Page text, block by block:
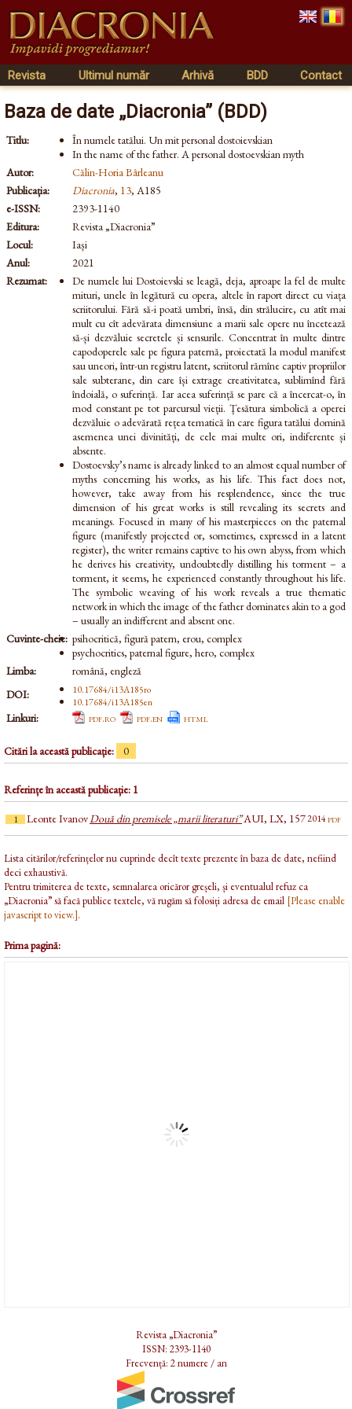
Revista Ultimul număr Arhivă BDD Contact
Baza de date „Diacronia” (BDD)
Titlu:
În numele tatălui. Un mit personal dostoievskian
In the name of the father. A personal dostoevskian myth
Autor:
Călin-Horia Bârleanu
Publicația:
Diacronia, 13, A185
e-ISSN:
2393-1140
Editura:
Revista „Diacronia”
Locul:
Iași
Anul:
2021
Rezumat:
De numele lui Dostoievski se leagă, deja, aproape la fel de multe
mituri, unele în legătură cu opera, altele în raport direct cu viața
scriitorului. Fără să-i poată umbri, însă, din strălucire, cu atît mai
mult cu cît adevărata dimensiune a marii sale opere nu încetează
să-și dezvăluie secretele și sensurile. Concentrat în multe dintre
capodoperele sale pe figura paternă, proiectată la modul manifest
sau uneori, într-un registru latent, scriitorul rămîne captiv propriilor
sale subterane, din care își extrage creativitatea, sublimînd fără
îndoială, o suferință. Iar acea suferință se pare că a încercat-o, în
mod constant pe tot parcursul vieții. Țesătura simbolică a operei
dezvăluie o adevărată rețea tematică în care figura tatălui domină
asemenea unei divinități, de cele mai multe ori, indiferente și
absente.
Dostoevsky’s name is already linked to an almost equal number of
myths concerning his works, as his life. This fact does not,
however, take away from his resplendence, since the true
dimension of his great works is still revealing its secrets and
meanings. Focused in many of his masterpieces on the paternal
figure (manifestly projected or, sometimes, expressed in a latent
register), the writer remains captive to his own abyss, from which
he derives his creativity, undoubtedly distilling his torment – a
torment, it seems, he experienced constantly throughout his life.
The symbolic weaving of his work reveals a true thematic
network in which the image of the father dominates akin to a god
– usually an indifferent and absent one.
Cuvinte-cheie: psihocritică, figură patern, erou, complex
psychocritics, paternal figure, hero, complex
Limba:
română, engleză
DOI:
10.17684/i13A185ro
10.17684/i13A185en
Linkuri: pdf.ro pdf.en html
Citări la această publicație: 0
Referințe în această publicație: 1
1 Leonte IvanovDouă din premisele „marii literaturi”AUI, LX, 1572014pdf
Lista citărilor/referințelor nu cuprinde decît texte prezente în baza de date, nefiind
deci exhaustivă.
Pentru trimiterea de texte, semnalarea oricăror greșeli, și eventualul refuz ca
„Diacronia” să facă publice textele, vă rugăm să folosiți adresa de email [Please enable
javascript to view.].
Prima pagină:
Revista „Diacronia”
ISSN: 2393-1140
Frecvență: 2 numere / an